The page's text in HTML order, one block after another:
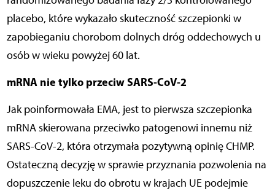
placebo, które wykazało skuteczność szczepionki w
zapobieganiu chorobom dolnych dróg oddechowych u
osób w wieku powyżej 60 lat.
mRNA nie tylko przeciw SARS-CoV-2
Jak poinformowała EMA, jest to pierwsza szczepionka
mRNA skierowana przeciwko patogenowi innemu niż
SARS-CoV-2, która otrzymała pozytywną opinię CHMP.
Ostateczną decyzję w sprawie przyznania pozwolenia na
dopuszczenie leku do obrotu w krajach UE podejmie